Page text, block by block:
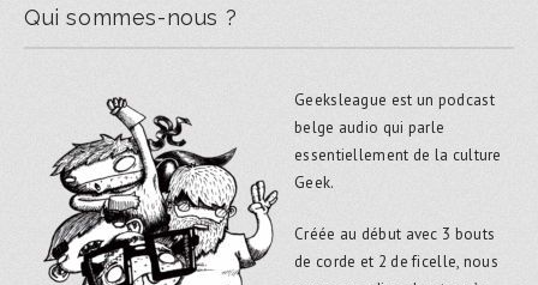
Qui sommes-nous ?
Geeksleague est un podcast
belge audio qui parle
essentiellement de la culture
Geek.
Créée au début avec 3 bouts
de corde et 2 de ficelle, nous